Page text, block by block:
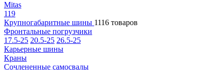
Mitas
119
Крупногабаритные шины 1116 товаров
Фронтальные погрузчики
17.5-25 20.5-25 26.5-25
Карьерные шины
Краны
Сочлененные самосвалы